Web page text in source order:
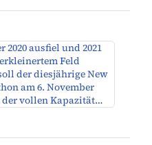
2020 ausfiel und 2021
Feld
der diesjährige New
am 6. November
vollen Kapazität…